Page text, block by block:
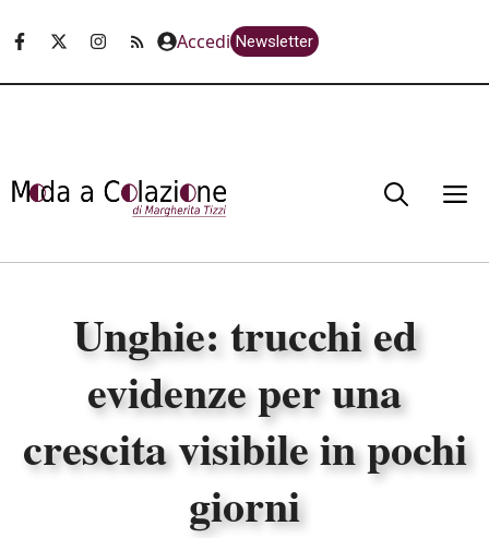
Accedi Newsletter
Unghie: trucchi ed
evidenze per una
crescita visibile in pochi
giorni